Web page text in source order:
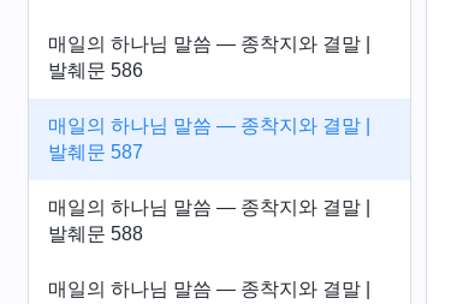
매일의 하나님 말씀 ― 종착지와 결말 |
발췌문 586
매일의 하나님 말씀 ― 종착지와 결말 |
발췌문 587
매일의 하나님 말씀 ― 종착지와 결말 |
발췌문 588
매일의 하나님 말씀 ― 종착지와 결말 |